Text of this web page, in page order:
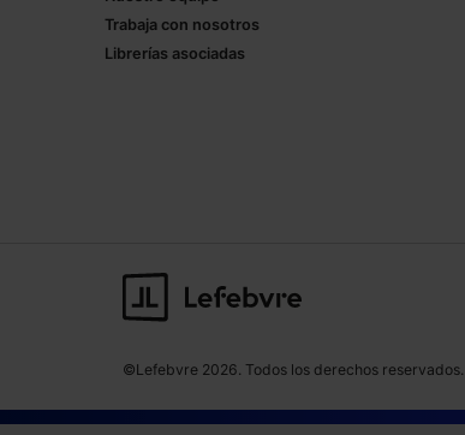
Trabaja con nosotros
Librerías asociadas
©Lefebvre 2026. Todos los derechos reservados.